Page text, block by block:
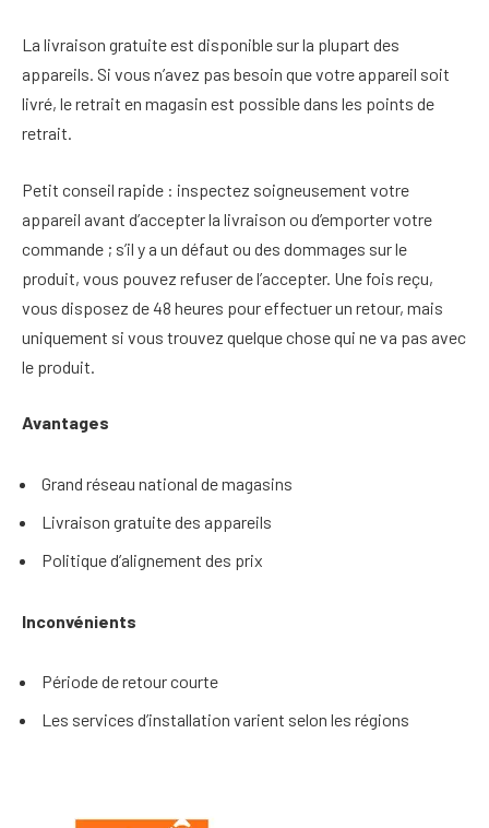
La livraison gratuite est disponible sur la plupart des
appareils. Si vous n’avez pas besoin que votre appareil soit
livré, le retrait en magasin est possible dans les points de
retrait.
Petit conseil rapide : inspectez soigneusement votre
appareil avant d’accepter la livraison ou d’emporter votre
commande ; s’il y a un défaut ou des dommages sur le
produit, vous pouvez refuser de l’accepter. Une fois reçu,
vous disposez de 48 heures pour effectuer un retour, mais
uniquement si vous trouvez quelque chose qui ne va pas avec
le produit.
Avantages
Grand réseau national de magasins
Livraison gratuite des appareils
Politique d’alignement des prix
Inconvénients
Période de retour courte
Les services d’installation varient selon les régions